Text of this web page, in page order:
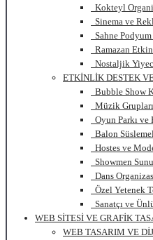
Kokteyl
Sinema ve
Sahne
Ramazan
Nostaljik
ETKİNLİK DESTEK
Bubble Show
Müzik
Oyun Parkı ve
Balon
Hostes ve
Showmen
Dans
Özel Yetenek
Sanatçı ve
WEB SİTESİ VE GRAFİK
WEB TASARIM VE